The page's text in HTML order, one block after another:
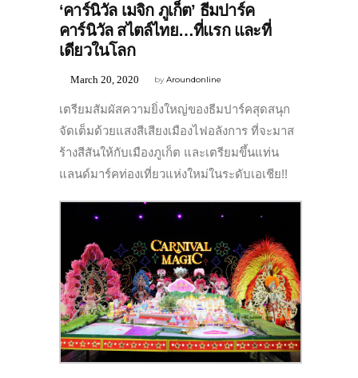
‘คาร์นิวัล เมจิก ภูเก็ต’ ธีมปาร์ค
คาร์นิวัล สไตล์ไทย…ที่แรก และที่
เดียวในโลก
byAroundonline
March 20, 2020
เตรียมสัมผัสความยิ่งใหญ่ของธีมปาร์คสุดสนุก
จัดเต็มด้วยแสงสีเสียงเมืองไฟอลังการ ที่จะมาส
ร้างสีสันให้กับเมืองภูเก็ต และเตรียมขึ้นแท่น
แลนด์มาร์คท่องเที่ยวแห่งใหม่ในระดับเอเชีย!!